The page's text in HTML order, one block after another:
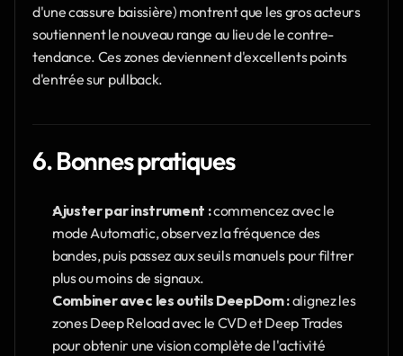
d'une cassure baissière) montrent que les gros acteurs
soutiennent le nouveau range au lieu de le contre-
tendance. Ces zones deviennent d'excellents points
d'entrée sur pullback.
6. Bonnes pratiques
Ajuster par instrument : commencez avec le
mode Automatic, observez la fréquence des
bandes, puis passez aux seuils manuels pour filtrer
plus ou moins de signaux.
Combiner avec les outils DeepDom : alignez les
zones Deep Reload avec le CVD et Deep Trades
pour obtenir une vision complète de l'activité